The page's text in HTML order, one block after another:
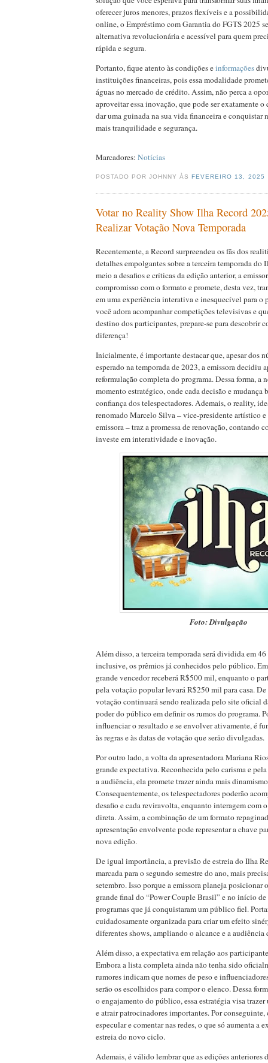
oferecer juros menores, prazos flexíveis e a
online, o Empréstimo com Garantia do FGTS 2025
alternativa revolucionária e acessível para quem
rápida e segura.
Portanto, fique atento às condições einformações
instituições financeiras, pois essa modalidade
águas no mercado de crédito. Assim, não perca a
aproveitar essa inovação, que pode ser exatamente o
dar uma guinada na sua vida financeira e conquistar
mais tranquilidade e segurança.
Marcadores: Notícias
POSTADO POR JOHNNY ÀSFEVEREIRO 13, 2025
Votar no Reality Show Ilha Record
Realizar Votação Nova Temporada
Recentemente, a Record surpreendeu os fãs dos
detalhes empolgantes sobre a terceira temporada do
meio a desafios e críticas da edição anterior, a
compromisso com o formato e promete, desta vez,
em uma experiência interativa e inesquecível para o
você adora acompanhar competições televisivas e
destino dos participantes, prepare-se para descobrir
diferença!
Inicialmente, é importante destacar que, apesar dos
esperado na temporada de 2023, a emissora decidiu
reformulação completa do programa. Dessa forma, a
momento estratégico, onde cada decisão e mudança
confiança dos telespectadores. Ademais, o reality,
renomado Marcelo Silva – vice-presidente artístico e
emissora – traz a promessa de renovação, contando
investe em interatividade e inovação.
Foto: Divulgação
Além disso, a terceira temporada será dividida em
inclusive, os prêmios já conhecidos pelo público.
grande vencedor receberá R$500 mil, enquanto o
pela votação popular levará R$250 mil para casa.
votação continuará sendo realizada pelo site oficial
poder do público em definir os rumos do programa.
influenciar o resultado e se envolver ativamente, é
às regras e às datas de votação que serão divulgadas.
Por outro lado, a volta da apresentadora Mariana
grande expectativa. Reconhecida pelo carisma e
a audiência, ela promete trazer ainda mais
Consequentemente, os telespectadores poderão
desafio e cada reviravolta, enquanto interagem com
direta. Assim, a combinação de um formato
apresentação envolvente pode representar a chave
nova edição.
De igual importância, a previsão de estreia do Ilha
marcada para o segundo semestre do ano, mais
setembro. Isso porque a emissora planeja posicionar
grande final do “Power Couple Brasil” e no início de
programas que já conquistaram um público fiel.
cuidadosamente organizada para criar um efeito
diferentes shows, ampliando o alcance e a audiência
Além disso, a expectativa em relação aos
Embora a lista completa ainda não tenha sido
rumores indicam que nomes de peso e
serão os escolhidos para compor o elenco. Dessa
o engajamento do público, essa estratégia visa
e atrair patrocinadores importantes. Por conseguinte,
especular e comentar nas redes, o que só aumenta a
estreia do novo ciclo.
Ademais, é válido lembrar que as edições anteriores